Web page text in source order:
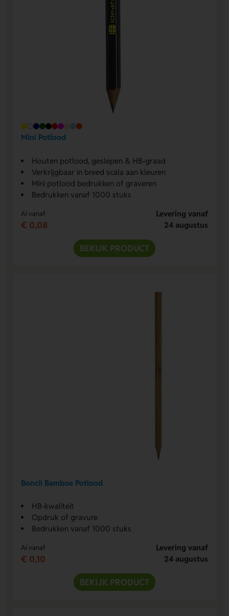
Mini Potlood
Houten potlood, geslepen & HB-graad
Verkrijgbaar in breed scala aan kleuren
Mini potlood bedrukken of graveren
Bedrukken vanaf 1000 stuks
Al vanaf
€ 0,08
Levering vanaf
24 augustus
BEKIJK PRODUCT
Boncil Bamboe Potlood
HB-kwaliteit
Opdruk of gravure
Bedrukken vanaf 1000 stuks
Al vanaf
€ 0,10
Levering vanaf
24 augustus
BEKIJK PRODUCT